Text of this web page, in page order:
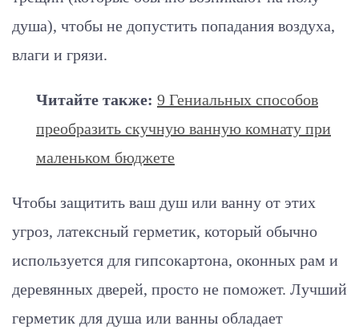
душа), чтобы не допустить попадания воздуха,
влаги и грязи.
Читайте также: 9 Гениальных способов
преобразить скучную ванную комнату при
маленьком бюджете
Чтобы защитить ваш душ или ванну от этих
угроз, латексный герметик, который обычно
используется для гипсокартона, оконных рам и
деревянных дверей, просто не поможет. Лучший
герметик для душа или ванны обладает